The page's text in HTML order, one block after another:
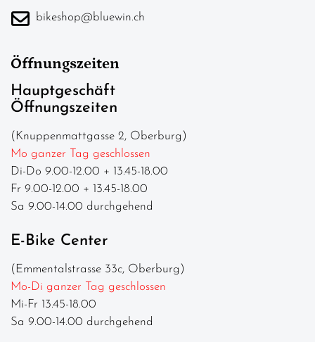
bikeshop@bluewin.ch
Öffnungszeiten
Hauptgeschäft
Öffnungszeiten
(Knuppenmattgasse 2, Oberburg)
Mo ganzer Tag geschlossen
Di-Do 9.00-12.00 + 13.45-18.00
Fr 9.00-12.00 + 13.45-18.00
Sa 9.00-14.00 durchgehend
E-Bike Center
(Emmentalstrasse 33c, Oberburg)
Mo-Di ganzer Tag geschlossen
Mi-Fr 13.45-18.00
Sa 9.00-14.00 durchgehend